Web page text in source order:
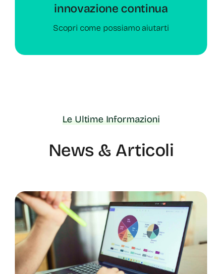
innovazione continua
Scopri come possiamo aiutarti
Le Ultime Informazioni
News & Articoli